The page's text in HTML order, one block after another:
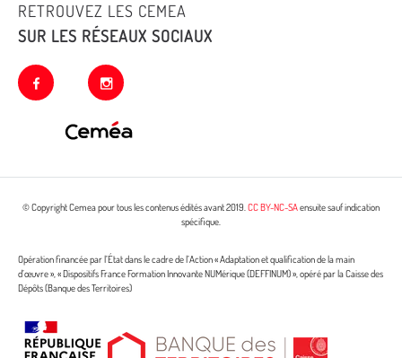
RETROUVEZ LES CEMEA
SUR LES RÉSEAUX SOCIAUX
facebook instagram
© Copyright Cemea pour tous les contenus édités avant 2019.CC BY-NC-SAensuite sauf indication
spécifique.
Opération financée par l’État dans le cadre de l’Action « Adaptation et qualification de la main
d’œuvre », « Dispositifs France Formation Innovante NUMérique (DEFFINUM) », opéré par la Caisse des
Dépôts (Banque des Territoires)